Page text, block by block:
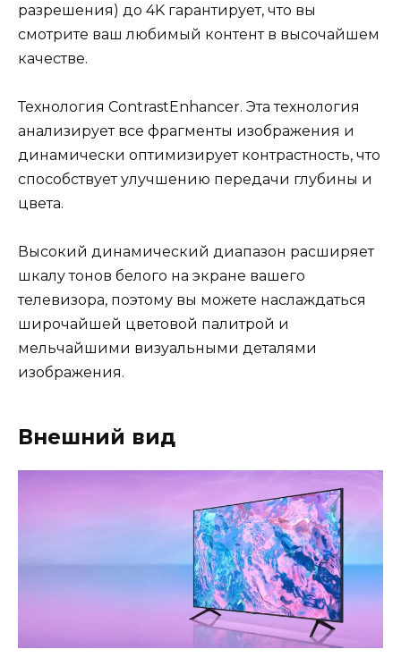
разрешения) до 4K гарантирует, что вы
смотрите ваш любимый контент в высочайшем
качестве.
Технология ContrastEnhancer. Эта технология
анализирует все фрагменты изображения и
динамически оптимизирует контрастность, что
способствует улучшению передачи глубины и
цвета.
Высокий динамический диапазон расширяет
шкалу тонов белого на экране вашего
телевизора, поэтому вы можете наслаждаться
широчайшей цветовой палитрой и
мельчайшими визуальными деталями
изображения.
Внешний вид